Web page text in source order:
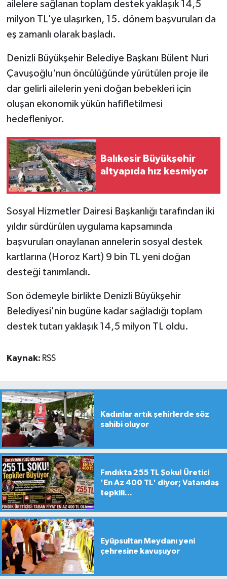
ailelere sağlanan toplam destek yaklaşık 14,5
milyon TL'ye ulaşırken, 15. dönem başvuruları da
eş zamanlı olarak başladı.
Denizli Büyükşehir Belediye Başkanı Bülent Nuri
Çavuşoğlu'nun öncülüğünde yürütülen proje ile
dar gelirli ailelerin yeni doğan bebekleri için
oluşan ekonomik yükün hafifletilmesi
hedefleniyor.
Balıkesir Büyükşehir
altyapıda hız kesmiyor
Sosyal Hizmetler Dairesi Başkanlığı tarafından iki
yıldır sürdürülen uygulama kapsamında
başvuruları onaylanan annelerin sosyal destek
kartlarına (Horoz Kart) 9 bin TL yeni doğan
desteği tanımlandı.
Son ödemeyle birlikte Denizli Büyükşehir
Belediyesi'nin bugüne kadar sağladığı toplam
destek tutarı yaklaşık 14,5 milyon TL oldu.
Kaynak: RSS
Kadınlar artık şehirlerde söz
sahibi oluyor
Fındıkta 255 TL Şoku! Üretici
'En Az 400 TL' diyor; Vatandaş
tepkili...
Eyüpsultan Meydanı yeni
çehresine kavuşuyor